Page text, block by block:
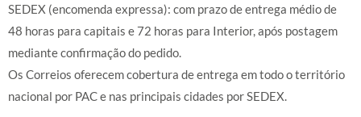
SEDEX (encomenda expressa): com prazo de entrega médio de
48 horas para capitais e 72 horas para Interior, após postagem
mediante confirmação do pedido.
Os Correios oferecem cobertura de entrega em todo o território
nacional por PAC e nas principais cidades por SEDEX.